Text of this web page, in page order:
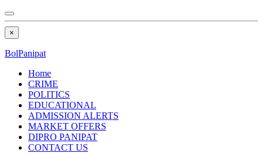
×
BolPanipat
Home
CRIME
POLITICS
EDUCATIONAL
ADMISSION ALERTS
MARKET OFFERS
DIPRO PANIPAT
CONTACT US